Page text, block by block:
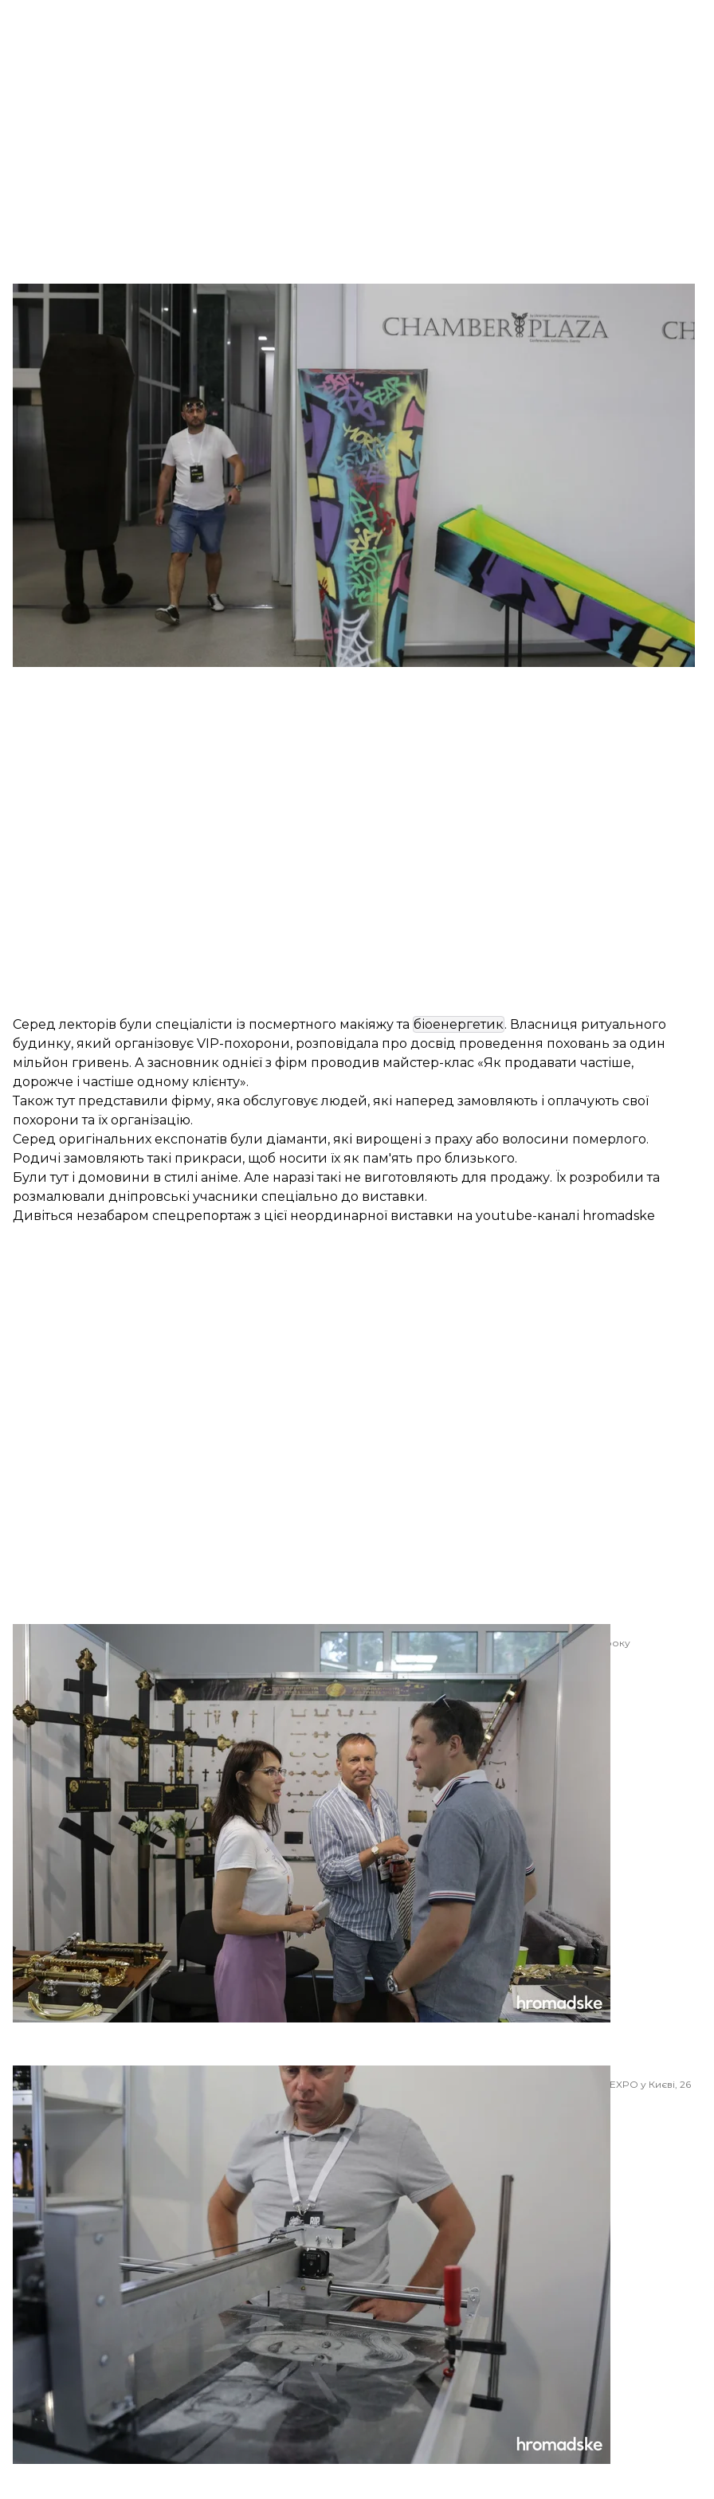
Демонстрація стилізованих домовин на виставці сучасної похоронної культури RIP EXPO у Києві, 26 червня 2021 року
Анастасія Власова/hromadske
В Україні 25-26 червня вперше провели міжнародну виставку сучасної похоронної культури RIP
EXPO. У Київ приїхали представники сфери ритуальних послуг з кількох країн, які представляли
свою продукцію та проводили лекції.
Виставка відкрилась з оригінального дефіле, де моделі в імпровізованих трунах демонстрували
стильний жіночий одяг для покійниць.
Серед лекторів були спеціалісти із посмертного макіяжу та біоенергетик. Власниця ритуального
будинку, який організовує VIP-похорони, розповідала про досвід проведення поховань за один
мільйон гривень. А засновник однієї з фірм проводив майстер-клас «Як продавати частіше,
дорожче і частіше одному клієнту».
Також тут представили фірму, яка обслуговує людей, які наперед замовляють і оплачують свої
похорони та їх організацію.
Серед оригінальних експонатів були діаманти, які вирощені з праху або волосини померлого.
Родичі замовляють такі прикраси, щоб носити їх як пам'ять про близького.
Були тут і домовини в стилі аніме. Але наразі такі не виготовляють для продажу. Їх розробили та
розмалювали дніпровські учасники спеціально до виставки.
Дивіться незабаром спецрепортаж з цієї неординарної виставки на youtube-каналі hromadske
Відвідувачі спілкуються під час виставки сучасної похоронної культури RIP EXPO у Києві, 26 червня 2021 року
Анастасія Власова/hromadske
Демонстрація технології друку портретів для надгробних пам'ятників на виставці сучасної похоронної культури RIP EXPO у Києві, 26
червня 2021 року
Анастасія Власова/hromadske